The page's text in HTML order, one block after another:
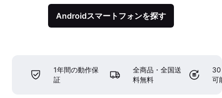
Androidスマートフォンを探す
1年間の動作保
証
全商品・全国送
料無料
30
可